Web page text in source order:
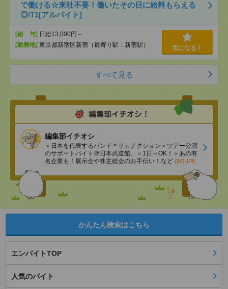
で働ける☆来社不要！働いたその日に給料もらえる
◎/T1[アルバイト]
[給 与] 日給13,000円～
[勤務地] 東京都新宿区新宿（最寄り駅：新宿駅） 気になる！
すべて見る
編集部イチオシ
＜日本を代表するバンド＊サカナクション＞ツアー公演
のサポートバイト＠日本武道館、＜1日～OK！＞あの有
名企業も！展示会や株主総会のお手伝い！など (8/5UP!)
かんたん検索はこちら
エンバイトTOP
人気のバイト